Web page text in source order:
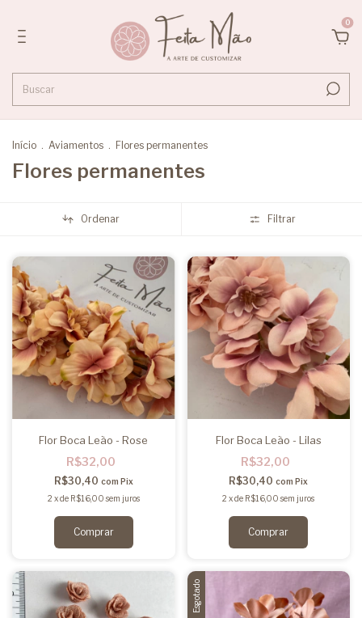
0
Início . Aviamentos . Flores permanentes
Flores permanentes
Ordenar Filtrar
Flor Boca Leão - Rose
R$32,00
R$30,40 com Pix
2 xde R$16,00 sem juros
Flor Boca Leão - Lilas
R$32,00
R$30,40com Pix
2 xde R$16,00 sem juros
Esgotado